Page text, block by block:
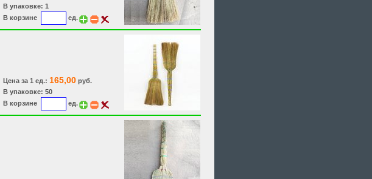
В упаковке: 1
В корзине
ед.
Цена за 1 ед.: 165,00руб.
В упаковке: 50
В корзине
ед.